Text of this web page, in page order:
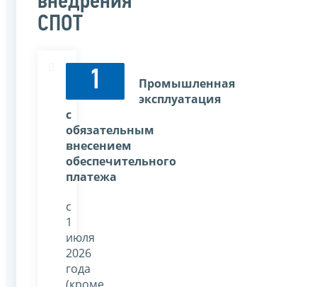
СПОТ
1
Промышленная
эксплуатация
с
обязательным
внесением
обеспечительного
платежа
с
1
июля
2026
года